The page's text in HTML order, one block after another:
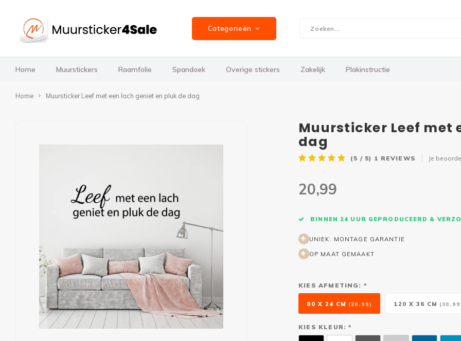
Categorieën
Home Muurstickers Raamfolie Spandoek Overige stickers Zakelijk Plakinstructie
Home Muursticker Leef met een lach geniet en pluk de dag
Muursticker Leef met
dag
(5 / 5) 1 REVIEWS Je
20,99
BINNEN 24 UUR GEPRODUCEERD &
UNIEK: MONTAGE GARANTIE
OP MAAT GEMAAKT
KIES AFMETING: *
80 X 24 CM (20,99) 120 X 36 CM
KIES KLEUR: *